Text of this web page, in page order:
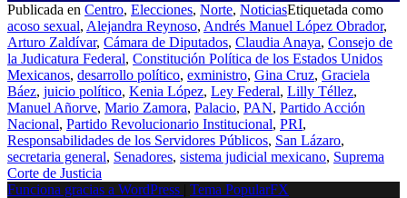
Publicada en Centro, Elecciones, Norte, NoticiasEtiquetada como
acoso sexual, Alejandra Reynoso, Andrés Manuel López Obrador,
Arturo Zaldívar, Cámara de Diputados, Claudia Anaya, Consejo de
la Judicatura Federal, Constitución Política de los Estados Unidos
Mexicanos, desarrollo político, exministro, Gina Cruz, Graciela
Báez, juicio político, Kenia López, Ley Federal, Lilly Téllez,
Manuel Añorve, Mario Zamora, Palacio, PAN, Partido Acción
Nacional, Partido Revolucionario Institucional, PRI,
Responsabilidades de los Servidores Públicos, San Lázaro,
secretaria general, Senadores, sistema judicial mexicano, Suprema
Corte de Justicia
Funciona gracias a WordPress
Tema PopularFX